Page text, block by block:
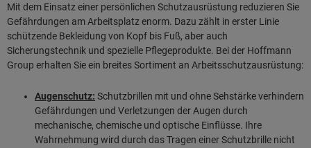
Mit dem Einsatz einer persönlichen Schutzausrüstung reduzieren Sie
Gefährdungen am Arbeitsplatz enorm. Dazu zählt in erster Linie
schützende Bekleidung von Kopf bis Fuß, aber auch
Sicherungstechnik und spezielle Pflegeprodukte. Bei der Hoffmann
Group erhalten Sie ein breites Sortiment an Arbeitsschutzausrüstung:
Augenschutz: Schutzbrillen mit und ohne Sehstärke verhindern
Gefährdungen und Verletzungen der Augen durch
mechanische, chemische und optische Einflüsse. Ihre
Wahrnehmung wird durch das Tragen einer Schutzbrille nicht